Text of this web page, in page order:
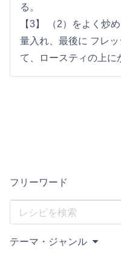
る。
【3】 （2）をよく炒
量入れ、最後に フレ
て、ロースティの上に
フリーワード
テーマ・ジャンル